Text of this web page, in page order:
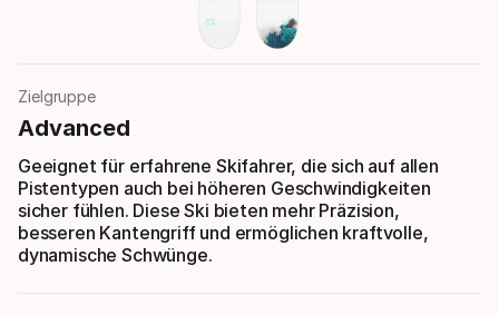
Zielgruppe
Advanced
Geeignet für erfahrene Skifahrer, die sich auf allen
Pistentypen auch bei höheren Geschwindigkeiten
sicher fühlen. Diese Ski bieten mehr Präzision,
besseren Kantengriff und ermöglichen kraftvolle,
dynamische Schwünge.